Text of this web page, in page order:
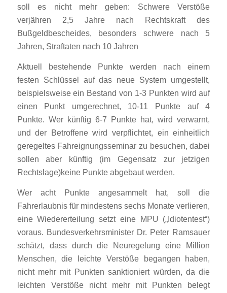
soll es nicht mehr geben: Schwere Verstöße
verjähren 2,5 Jahre nach Rechtskraft des
Bußgeldbescheides, besonders schwere nach 5
Jahren, Straftaten nach 10 Jahren
Aktuell bestehende Punkte werden nach einem
festen Schlüssel auf das neue System umgestellt,
beispielsweise ein Bestand von 1-3 Punkten wird auf
einen Punkt umgerechnet, 10-11 Punkte auf 4
Punkte. Wer künftig 6-7 Punkte hat, wird verwarnt,
und der Betroffene wird verpflichtet, ein einheitlich
geregeltes Fahreignungsseminar zu besuchen, dabei
sollen aber künftig (im Gegensatz zur jetzigen
Rechtslage)keine Punkte abgebaut werden.
Wer acht Punkte angesammelt hat, soll die
Fahrerlaubnis für mindestens sechs Monate verlieren,
eine Wiedererteilung setzt eine MPU („Idiotentest“)
voraus. Bundesverkehrsminister Dr. Peter Ramsauer
schätzt, dass durch die Neuregelung eine Million
Menschen, die leichte Verstöße begangen haben,
nicht mehr mit Punkten sanktioniert würden, da die
leichten Verstöße nicht mehr mit Punkten belegt